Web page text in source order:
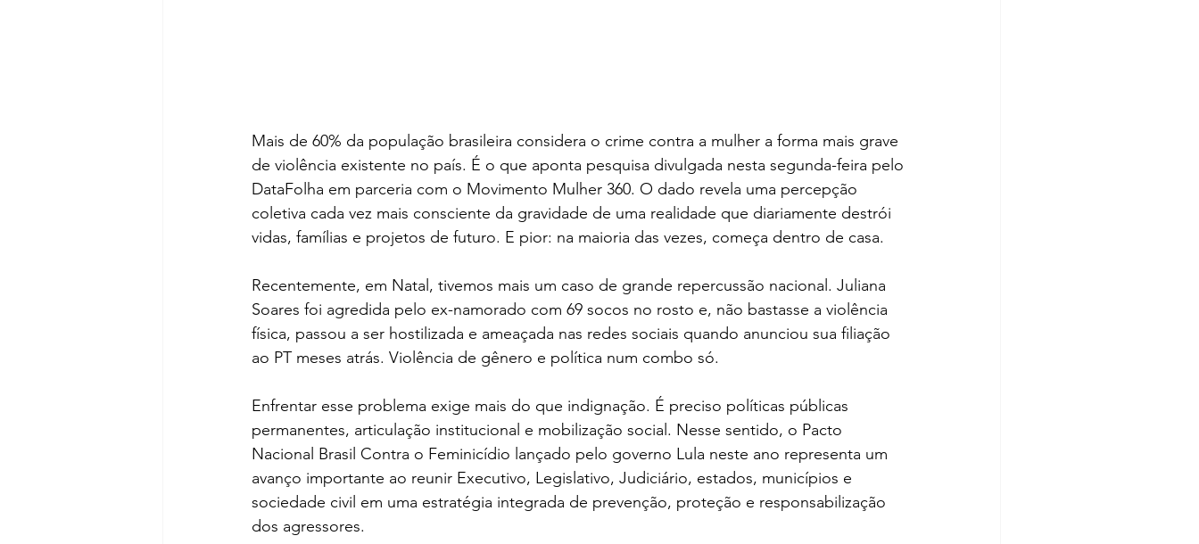
Mais de 60% da população brasileira considera o crime contra a mulher a forma mais grave
de violência existente no país. É o que aponta pesquisa divulgada nesta segunda-feira pelo
DataFolha em parceria com o Movimento Mulher 360. O dado revela uma percepção
coletiva cada vez mais consciente da gravidade de uma realidade que diariamente destrói
vidas, famílias e projetos de futuro. E pior: na maioria das vezes, começa dentro de casa.
Recentemente, em Natal, tivemos mais um caso de grande repercussão nacional. Juliana
Soares foi agredida pelo ex-namorado com 69 socos no rosto e, não bastasse a violência
física, passou a ser hostilizada e ameaçada nas redes sociais quando anunciou sua filiação
ao PT meses atrás. Violência de gênero e política num combo só.
Enfrentar esse problema exige mais do que indignação. É preciso políticas públicas
permanentes, articulação institucional e mobilização social. Nesse sentido, o Pacto
Nacional Brasil Contra o Feminicídio lançado pelo governo Lula neste ano representa um
avanço importante ao reunir Executivo, Legislativo, Judiciário, estados, municípios e
sociedade civil em uma estratégia integrada de prevenção, proteção e responsabilização
dos agressores.